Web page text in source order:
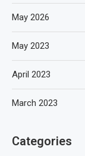
May 2026
May 2023
April 2023
March 2023
Categories